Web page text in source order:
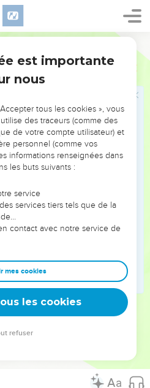
τοὺς πατέρας·
καὶ ἡ κλῆσις τοῦ
τῷ θεῷ, νῦν δὲ
τοὺς πάντας εἰς ἀπείθειαν
de Dieu
καὶ γνώσεως θεοῦ· ὡς
αὐτοῦ καὶ ἀνεξιχνίαστοι
ἢ τίς σύμβουλος αὐτοῦ
ἀνταποδοθήσεται αὐτῷ;
καὶ εἰς αὐτὸν τὰ πάντα·
ἀμήν.
- tanach.us --- Grec : © 2010 by the
est importante
nous
tous les cookies », vous
des traceurs (comme des
de votre compte utilisateur) et
personnel (comme vos
informations renseignées dans
les buts suivants :
service
services tiers tels que de la
contact avec notre service de
mes cookies
les cookies
refuser